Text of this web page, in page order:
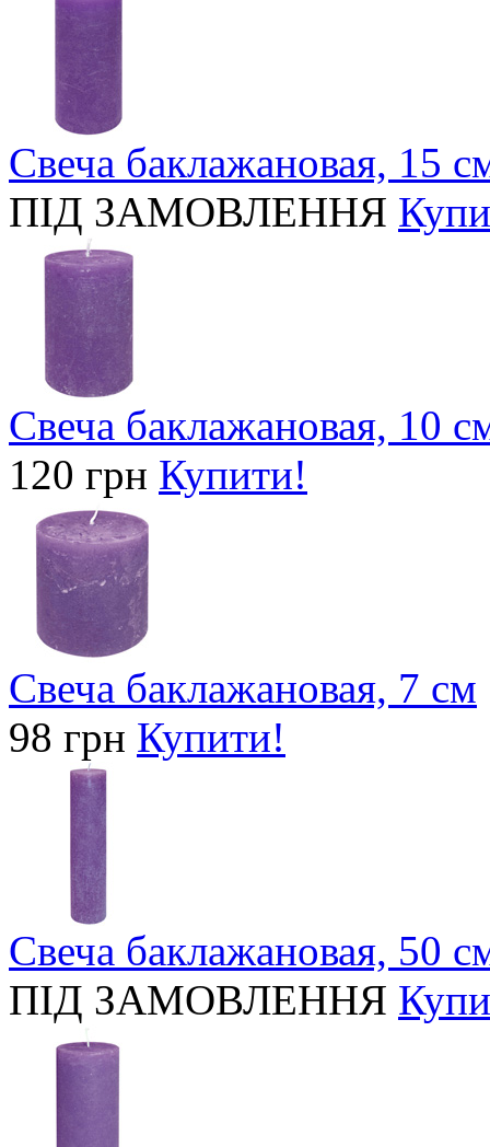
Свеча баклажановая, 15
ПІД ЗАМОВЛЕННЯ
Свеча баклажановая, 10
120 грн Купити!
Свеча баклажановая, 7 см
98 грн Купити!
Свеча баклажановая, 50
ПІД ЗАМОВЛЕННЯ